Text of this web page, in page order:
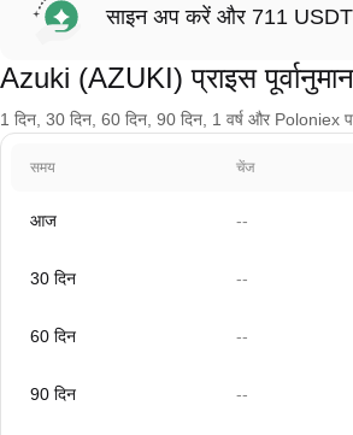
साइन अप करें और 711 USDT
Azuki (AZUKI) प्राइस पूर्वानुमान
1 दिन, 30 दिन, 60 दिन, 90 दिन, 1 वर्ष और Poloniex
समय चेंज
आज --
30 दिन --
60 दिन --
90 दिन --